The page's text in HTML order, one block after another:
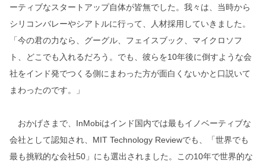
ーティブなスタートアップ自体が皆無でした。我々は、当時から
シリコンバレーやシアトルに行って、人材採用していきました。
「今の君の力なら、グーグル、フェイスブック、マイクロソフ
ト、どこでも入れるだろう。でも、彼らを10年後に倒すような会
社をインド発でつくる側にまわった方が面白くないかと口説いて
まわったのです。」
おかげさまで、InMobiはインド国内では最もイノベーティブな
会社として認知され、MIT Technology Reviewでも、「世界でも
最も挑戦的な会社50」にも選出されました。この10年で世界的な